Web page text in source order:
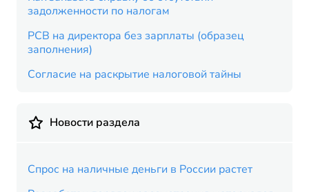
задолженности по налогам
РСВ на директора без зарплаты (образец
заполнения)
Согласие на раскрытие налоговой тайны
Новости раздела
Спрос на наличные деньги в России растет